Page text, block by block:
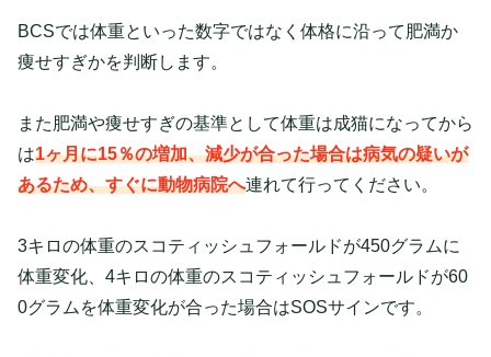
BCSでは体重といった数字ではなく体格に沿って肥満か
痩せすぎかを判断します。
また肥満や痩せすぎの基準として体重は成猫になってから
は1ヶ月に15％の増加、減少が合った場合は病気の疑いが
あるため、すぐに動物病院へ連れて行ってください。
3キロの体重のスコティッシュフォールドが450グラムに
体重変化、4キロの体重のスコティッシュフォールドが60
0グラムを体重変化が合った場合はSOSサインです。